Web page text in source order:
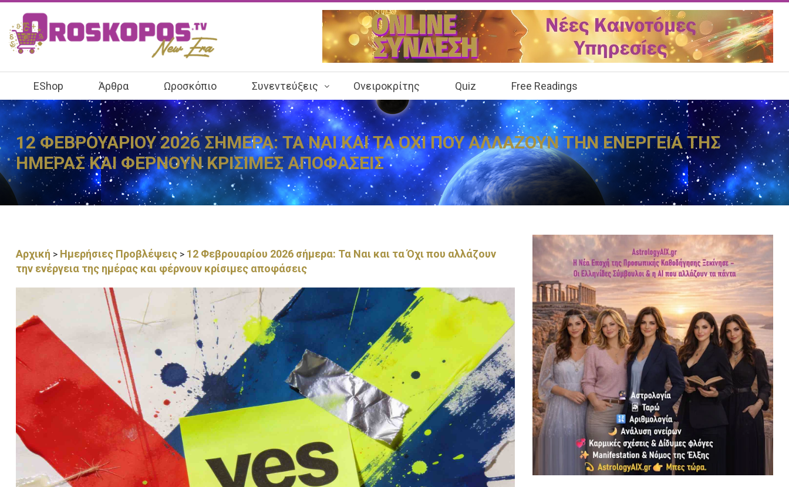
EShop Άρθρα Ωροσκόπιο Συνεντεύξεις Ονειροκρίτης Quiz Free Readings
12 ΦΕΒΡΟΥΑΡΙΟΥ 2026 ΣΗΜΕΡΑ: ΤΑ ΝΑΙ ΚΑΙ ΤΑ ΟΧΙ ΠΟΥ ΑΛΛΑΖΟΥΝ ΤΗΝ ΕΝΕΡΓΕΙΑ ΤΗΣ
ΗΜΕΡΑΣ ΚΑΙ ΦΕΡΝΟΥΝ ΚΡΙΣΙΜΕΣ ΑΠΟΦΑΣΕΙΣ
Αρχική > Ημερήσιες Προβλέψεις > 12 Φεβρουαρίου 2026 σήμερα: Τα Ναι και τα Όχι που αλλάζουν
την ενέργεια της ημέρας και φέρνουν κρίσιμες αποφάσεις